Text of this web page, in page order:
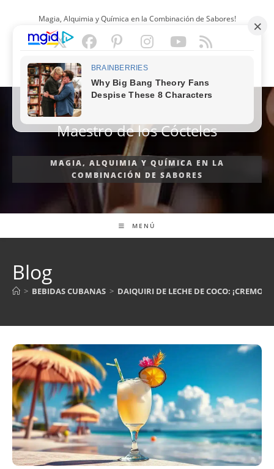
contenido
Magia, Alquimia y Química en la Combinación de Sabores!
ESPAÑOL
Maestro de los Cócteles
MAGIA, ALQUIMIA Y QUÍMICA EN LA
COMBINACIÓN DE SABORES
MENÚ
Blog
> BEBIDAS CUBANAS > DAIQUIRI DE LECHE DE COCO: